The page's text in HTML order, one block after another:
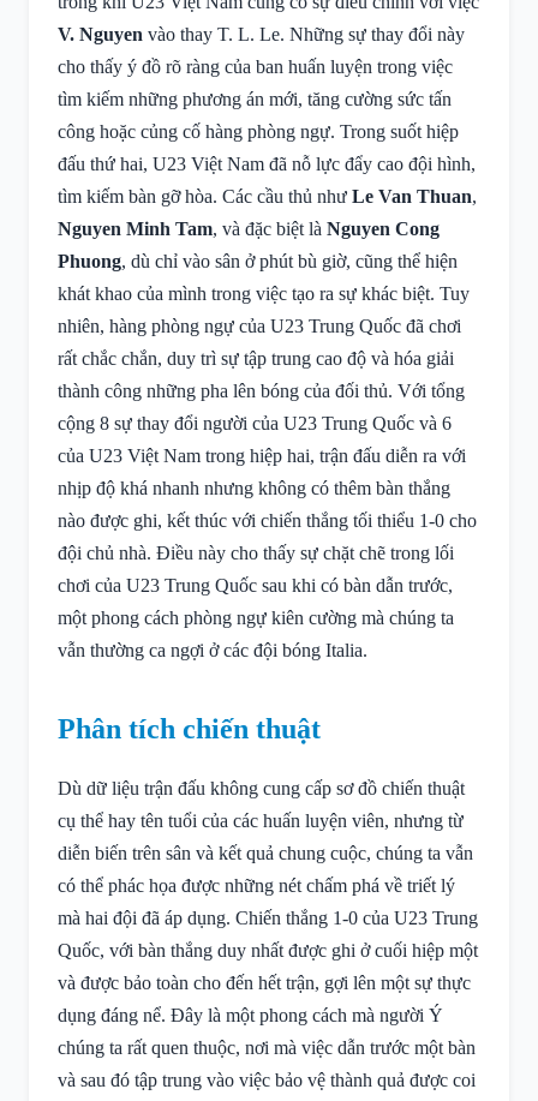
V. Nguyen vào thay T. L. Le. Những sự thay đổi này
cho thấy ý đồ rõ ràng của ban huấn luyện trong việc
tìm kiếm những phương án mới, tăng cường sức tấn
công hoặc củng cố hàng phòng ngự. Trong suốt hiệp
đấu thứ hai, U23 Việt Nam đã nỗ lực đẩy cao đội hình,
tìm kiếm bàn gỡ hòa. Các cầu thủ như Le Van Thuan,
Nguyen Minh Tam, và đặc biệt là Nguyen Cong
Phuong, dù chỉ vào sân ở phút bù giờ, cũng thể hiện
khát khao của mình trong việc tạo ra sự khác biệt. Tuy
nhiên, hàng phòng ngự của U23 Trung Quốc đã chơi
rất chắc chắn, duy trì sự tập trung cao độ và hóa giải
thành công những pha lên bóng của đối thủ. Với tổng
cộng 8 sự thay đổi người của U23 Trung Quốc và 6
của U23 Việt Nam trong hiệp hai, trận đấu diễn ra với
nhịp độ khá nhanh nhưng không có thêm bàn thắng
nào được ghi, kết thúc với chiến thắng tối thiểu 1-0 cho
đội chủ nhà. Điều này cho thấy sự chặt chẽ trong lối
chơi của U23 Trung Quốc sau khi có bàn dẫn trước,
một phong cách phòng ngự kiên cường mà chúng ta
vẫn thường ca ngợi ở các đội bóng Italia.
Phân tích chiến thuật
Dù dữ liệu trận đấu không cung cấp sơ đồ chiến thuật
cụ thể hay tên tuổi của các huấn luyện viên, nhưng từ
diễn biến trên sân và kết quả chung cuộc, chúng ta vẫn
có thể phác họa được những nét chấm phá về triết lý
mà hai đội đã áp dụng. Chiến thắng 1-0 của U23 Trung
Quốc, với bàn thắng duy nhất được ghi ở cuối hiệp một
và được bảo toàn cho đến hết trận, gợi lên một sự thực
dụng đáng nể. Đây là một phong cách mà người Ý
chúng ta rất quen thuộc, nơi mà việc dẫn trước một bàn
và sau đó tập trung vào việc bảo vệ thành quả được coi